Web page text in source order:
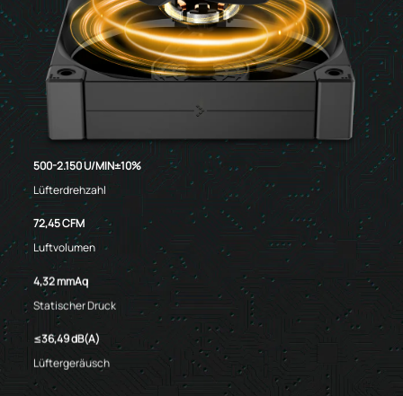
500-2.150 U/MIN±10%
Lüfterdrehzahl
72,45 CFM
Luftvolumen
4,32 mmAq
Statischer Druck
≤36,49 dB(A)
Lüftergeräusch